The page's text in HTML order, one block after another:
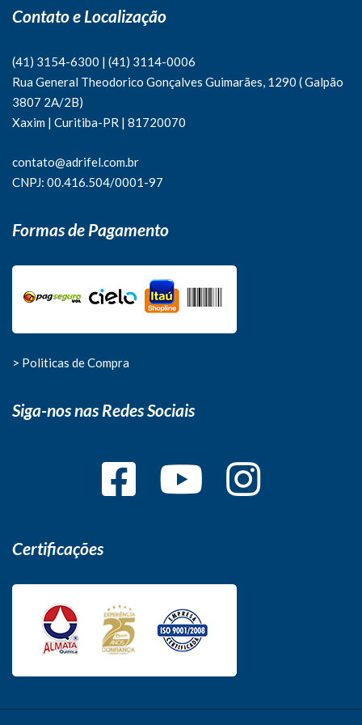
Contato e Localização
(41) 3154-6300 | (41) 3114-0006
Rua General Theodorico Gonçalves Guimarães, 1290 ( Galpão
3807 2A/2B)
Xaxim | Curitiba-PR | 81720070
contato@adrifel.com.br
CNPJ: 00.416.504/0001-97
Formas de Pagamento
> Politicas de Compra
Siga-nos nas Redes Sociais
Certificações